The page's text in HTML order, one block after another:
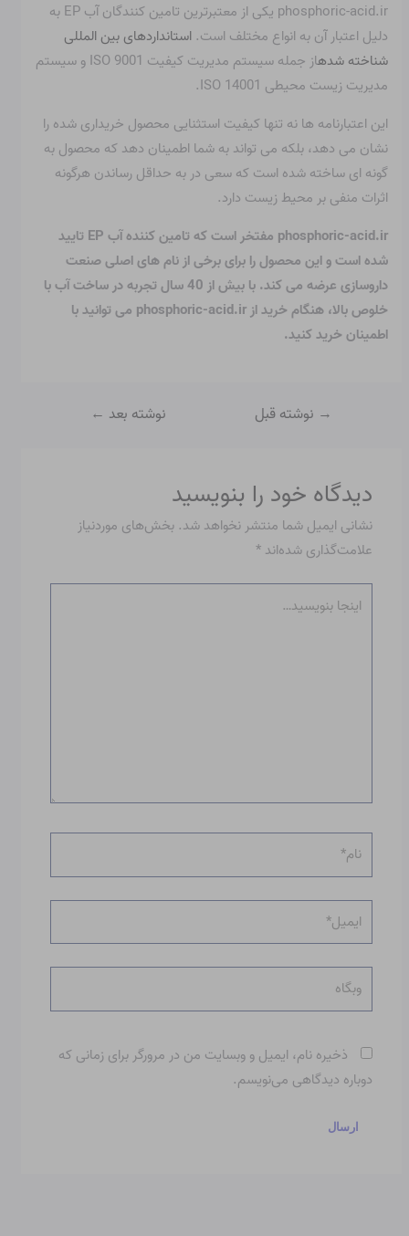
phosphoric-acid.ir یکی از معتبرترین تامین کنندگان آب EP به
دلیل اعتبار آن به انواع مختلف است.استانداردهای بین المللی
شناخته شده
از جمله سیستم مدیریت کیفیت ISO 9001 و سیستم
مدیریت زیست محیطی ISO 14001.
این اعتبارنامه ها نه تنها کیفیت استثنایی محصول خریداری شده را
نشان می دهد، بلکه می تواند به شما اطمینان دهد که محصول به
گونه ای ساخته شده است که سعی در به حداقل رساندن هرگونه
اثرات منفی بر محیط زیست دارد.
phosphoric-acid.ir مفتخر است که تامین کننده آب EP تایید
شده است و این محصول را برای برخی از نام های اصلی صنعت
داروسازی عرضه می کند. با بیش از 40 سال تجربه در ساخت آب با
خلوص بالا، هنگام خرید از phosphoric-acid.ir می توانید با
اطمینان خرید کنید.
→ نوشته قبل نوشته بعد ←
دیدگاه‌ خود را بنویسید
نشانی ایمیل شما منتشر نخواهد شد. بخش‌های موردنیاز
علامت‌گذاری شده‌اند*
بنویسید…
نام*
وبگاه
ذخیره نام، ایمیل و وبسایت من در مرورگر برای زمانی که
دوباره دیدگاهی می‌نویسم.